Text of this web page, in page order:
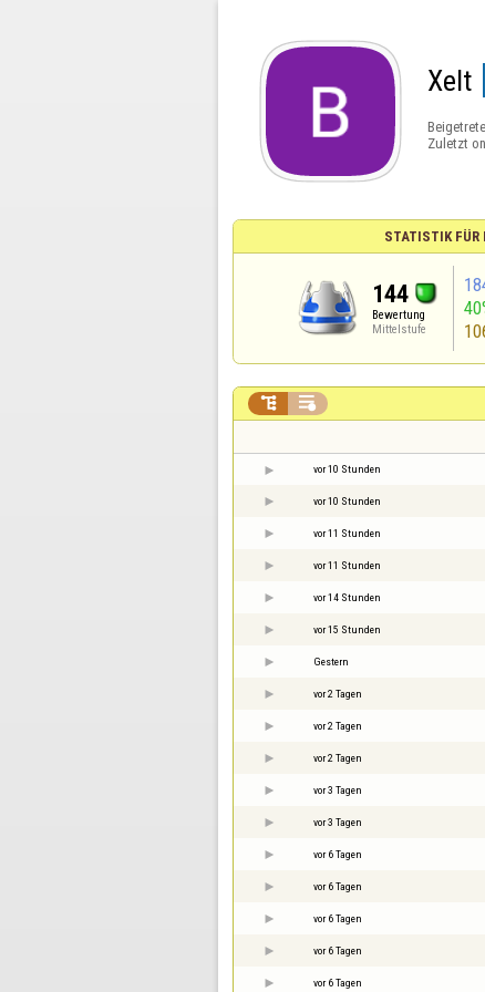
Xelt
Zuletzt
STATISTIK
144
Bewertung
Mittelstufe
 
vor 10 Stunden
vor 10 Stunden
vor 11 Stunden
vor 11 Stunden
vor 14 Stunden
vor 15 Stunden
Gestern
vor 2 Tagen
vor 2 Tagen
vor 2 Tagen
vor 3 Tagen
vor 3 Tagen
vor 6 Tagen
vor 6 Tagen
vor 6 Tagen
vor 6 Tagen
vor 6 Tagen